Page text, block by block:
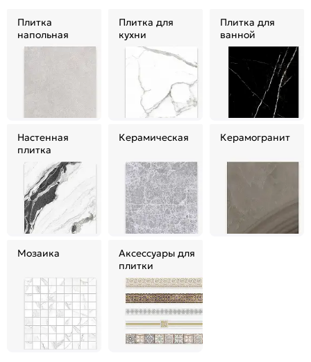
Плитка
напольная
Плитка для
кухни
Плитка для
ванной
Настенная
плитка
Керамическая Керамогранит
Мозаика
Аксессуары для
плитки